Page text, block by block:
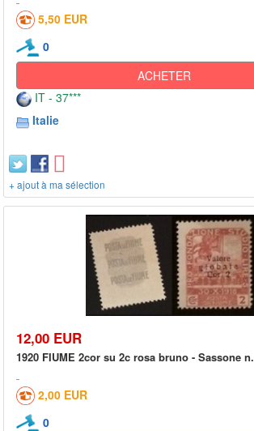
5,50 EUR
0
ACHETER
IT - 37***
Italie
+ ajout à ma sélection
12,00 EUR
1920 FIUME 2cor su 2c rosa bruno - Sassone n.
2,00 EUR
0